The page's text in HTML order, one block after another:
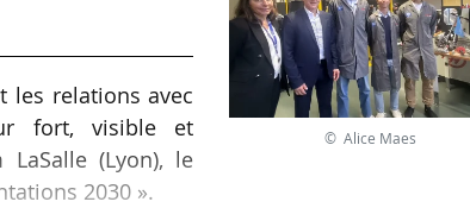
les relations avec
fort, visible et
LaSalle (Lyon), le
2030 ».
© Alice Maes